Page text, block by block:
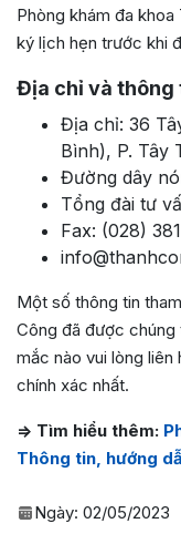
Phòng khám đa
ký lịch hẹn trước khi
Địa chỉ và thông
Địa chỉ: 36
Bình), P. Tây
Đường dây
Tổng đài tư
Fax: (028)
Một số thông tin
Công đã được
mắc nào vui lòng
chính xác nhất.
=> Tìm hiểu thêm:
Thông tin, hướng
Ngày: 02/05/2023